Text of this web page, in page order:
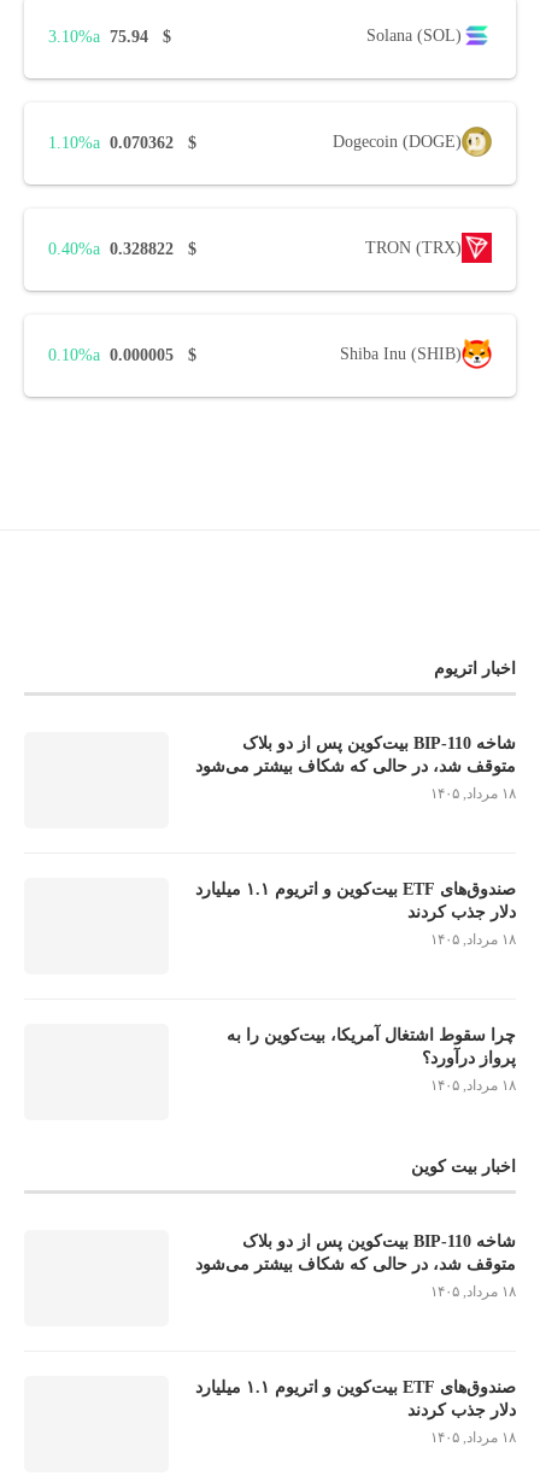
Solana (SOL)
$
75.94
3.10%
Dogecoin (DOGE)
$
0.070362
1.10%
TRON (TRX)
$
0.328822
0.40%
Shiba Inu (SHIB)
$
0.000005
0.10%
اخبار اتریوم
شاخه BIP-110 بیت‌کوین پس از دو بلاک
متوقف شد، در حالی که شکاف بیشتر می‌شود
۱۸ مرداد, ۱۴۰۵
صندوق‌های ETF بیت‌کوین و اتریوم ۱.۱ میلیارد
دلار جذب کردند
۱۸ مرداد, ۱۴۰۵
چرا سقوط اشتغال آمریکا، بیت‌کوین را به
پرواز درآورد؟
۱۸ مرداد, ۱۴۰۵
اخبار بیت کوین
شاخه BIP-110 بیت‌کوین پس از دو بلاک
متوقف شد، در حالی که شکاف بیشتر می‌شود
۱۸ مرداد, ۱۴۰۵
صندوق‌های ETF بیت‌کوین و اتریوم ۱.۱ میلیارد
دلار جذب کردند
۱۸ مرداد, ۱۴۰۵